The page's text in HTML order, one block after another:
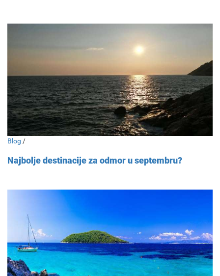
Blog /
Najbolje destinacije za odmor u septembru?